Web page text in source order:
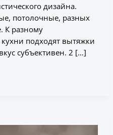
дизайна.
потолочные, разных
К разному
подходят вытяжки
субъективен. 2 […]